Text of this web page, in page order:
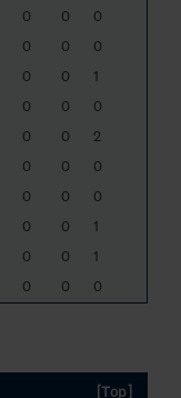
0 0
0
0 0
0
0 0
1
0 0
0
0 0
2
0 0
0
0 0
0
0 0
1
0 0
1
0 0
0
[Top]